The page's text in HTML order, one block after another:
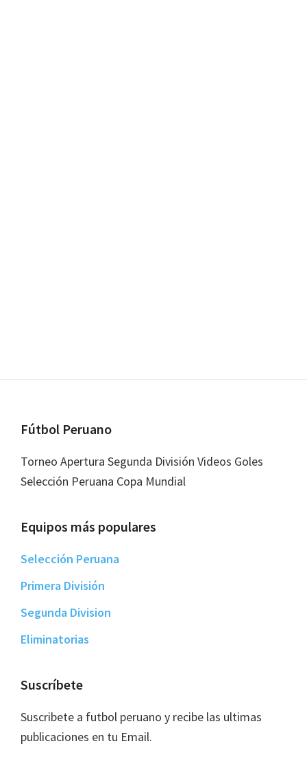
Footer
Fútbol Peruano
Torneo Apertura Segunda División Videos Goles
Selección Peruana Copa Mundial
Equipos más populares
Selección Peruana
Primera División
Segunda Division
Eliminatorias
Suscríbete
Suscribete a futbol peruano y recibe las ultimas
publicaciones en tu Email.